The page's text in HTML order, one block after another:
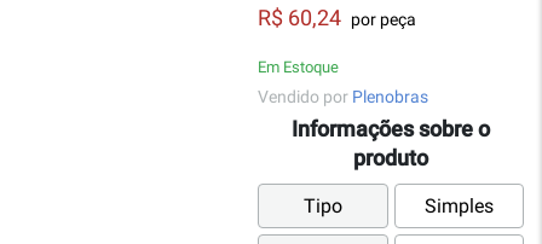
R$ 60,24 por peça
Em Estoque
Vendido por Plenobras
Informações sobre o
produto
Tipo Simples